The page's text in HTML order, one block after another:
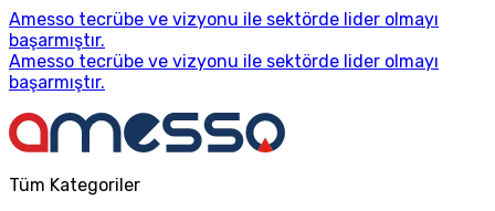
Amesso tecrübe ve vizyonu ile sektörde lider olmayı
başarmıştır.
Amesso tecrübe ve vizyonu ile sektörde lider olmayı
başarmıştır.
Tüm Kategoriler